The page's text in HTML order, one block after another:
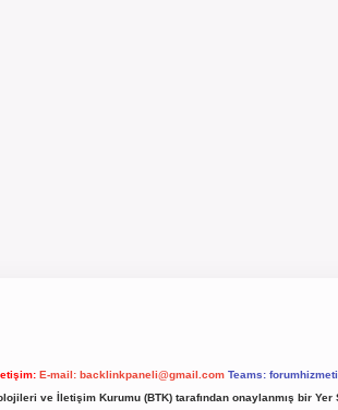
E-mail: backlinkpaneli@gmail.com Teams:
ve İletişim Kurumu (BTK) tarafından onaylanmış bir